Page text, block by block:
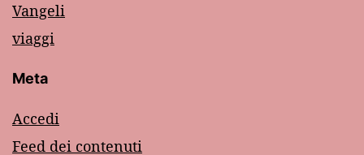
Vangeli
viaggi
Meta
Accedi
Feed dei contenuti